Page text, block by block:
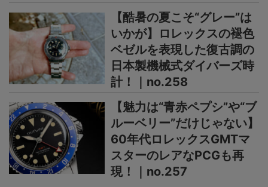
【酷暑の夏こそ“グレー”は
いかが】ロレックスの褪色
ベゼルを表現した復古調の
日本製機械式ダイバーズ時
計！｜no.258
【魅力は“青赤ペプシ”や“ブ
ルーベリー”だけじゃない】
60年代ロレックスGMTマ
スターのレアなPCGも再
現！｜no.257